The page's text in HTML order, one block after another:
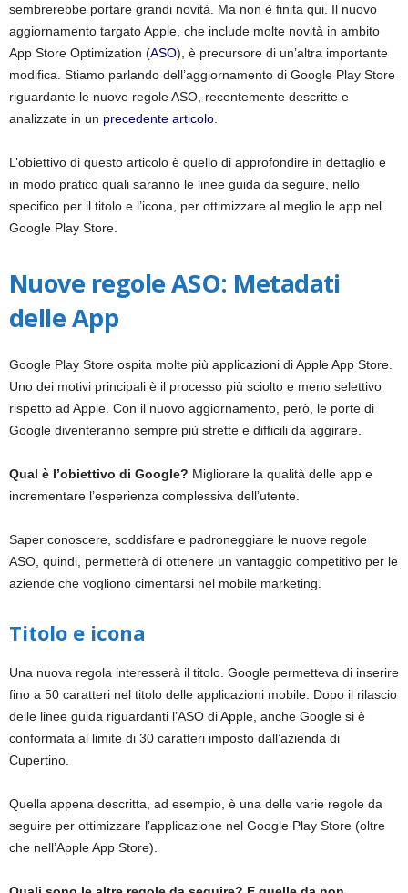
sembrerebbe portare grandi novità. Ma non è finita qui. Il nuovo
aggiornamento targato Apple, che include molte novità in ambito
App Store Optimization (ASO), è precursore di un’altra importante
modifica. Stiamo parlando dell’aggiornamento di Google Play Store
riguardante le nuove regole ASO, recentemente descritte e
analizzate in un precedente articolo
L’obiettivo di questo articolo è quello di approfondire in dettaglio e
in modo pratico quali saranno le linee guida da seguire, nello
specifico per il titolo e l’icona, per ottimizzare al meglio le app nel
Google Play Store.
Nuove regole ASO: Metadati
delle App
Google Play Store ospita molte più applicazioni di Apple App Store.
Uno dei motivi principali è il processo più sciolto e meno selettivo
rispetto ad Apple. Con il nuovo aggiornamento, però, le porte di
Google diventeranno sempre più strette e difficili da aggirare.
Qual è l’obiettivo di Google? Migliorare la qualità delle app e
incrementare l’esperienza complessiva dell’utente.
Saper conoscere, soddisfare e padroneggiare le nuove regole
ASO, quindi, permetterà di ottenere un vantaggio competitivo per le
aziende che vogliono cimentarsi nel mobile marketing.
Titolo e icona
Una nuova regola interesserà il titolo. Google permetteva di inserire
fino a 50 caratteri nel titolo delle applicazioni mobile. Dopo il rilascio
delle linee guida riguardanti l’ASO di Apple, anche Google si è
conformata al limite di 30 caratteri imposto dall’azienda di
Cupertino.
Quella appena descritta, ad esempio, è una delle varie regole da
seguire per ottimizzare l’applicazione nel Google Play Store (oltre
che nell’Apple App Store).